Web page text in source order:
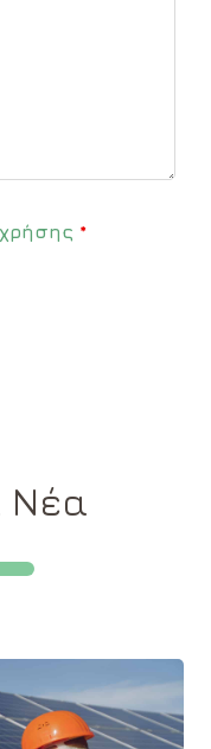
*
Νέα